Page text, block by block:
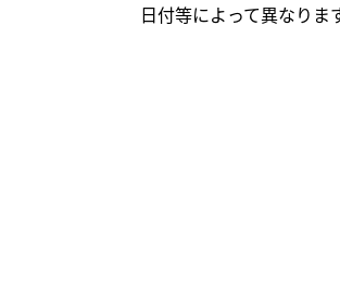
日付等によって異なりま